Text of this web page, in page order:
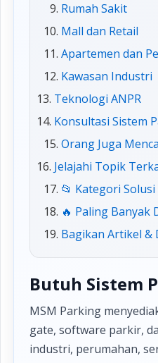
Rumah Sakit
Mall dan Retail
Apartemen dan
Kawasan Industri
Teknologi ANPR
Konsultasi Sistem
Orang Juga
Jelajahi Topik
📂 Kategori Solusi
🔥 Paling Banyak
Bagikan Artikel &
Butuh Sistem
MSM Parking
gate, software parkir,
industri, perumahan,